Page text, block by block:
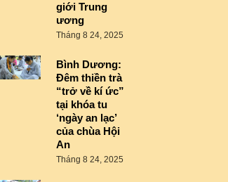
giới Trung
ương
Tháng 8 24, 2025
Bình Dương:
Đêm thiền trà
“trở về kí ức”
tại khóa tu
‘ngày an lạc’
của chùa Hội
An
Tháng 8 24, 2025